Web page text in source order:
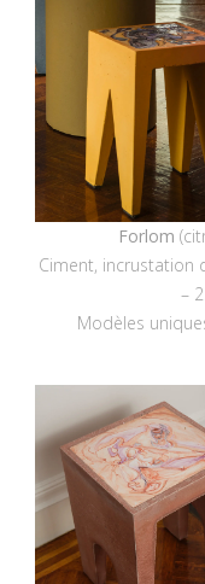
Forlom
Ciment, incrustation
–
Modèles